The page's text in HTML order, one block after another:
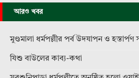
আরও খবর
মুণ্ডমালা ধর্মপল্লীর পর্ব উদযাপন ও হস্তার্পণ
যিশু বাউলের কাব্য-কথা